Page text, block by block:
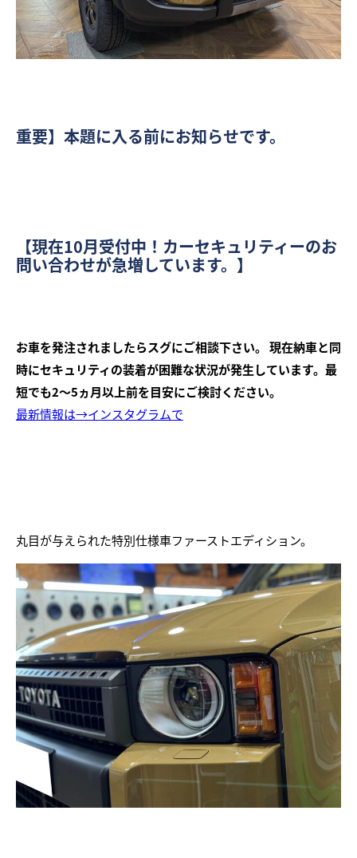
重要】本題に入る前にお知らせです。
【現在10月受付中！カーセキュリティーのお
問い合わせが急増しています。】
お車を発注されましたらスグにご相談下さい。 現在納車と同
時にセキュリティの装着が困難な状況が発生しています。最
短でも2～5ヵ月以上前を目安にご検討ください。
最新情報は→インスタグラムで
丸目が与えられた特別仕様車ファーストエディション。